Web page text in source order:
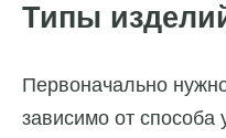
Типы
Первоначально
зависимо от